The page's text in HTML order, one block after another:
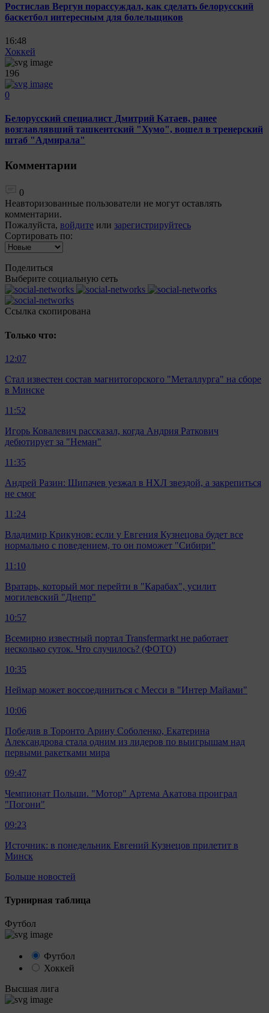
Ростислав Вергун порассуждал, как сделать белорусский
баскетбол интересным для болельщиков
16:48
Хоккей
196
0
Белорусский специалист Дмитрий Катаев, ранее
возглавлявший ташкентский "Хумо", вошел в тренерский
штаб "Адмирала"
Комментарии
0
Неавторизованные пользователи не могут оставлять
комментарии.
Пожалуйста, войдите или зарегистрируйтесь
Сортировать по:
Поделиться
Выберите социальную сеть
Ccылка скопирована
Только что:
12:07
Стал известен состав магнитогорского "Металлурга" на сборе
в Минске
11:52
Игорь Ковалевич рассказал, когда Андрия Раткович
дебютирует за "Неман"
11:35
Андрей Разин: Шипачев уезжал в НХЛ звездой, а закрепиться
не смог
11:24
Владимир Крикунов: если у Евгения Кузнецова будет все
нормально с поведением, то он поможет "Сибири"
11:10
Вратарь, который мог перейти в "Карабах", усилит
могилевский "Днепр"
10:57
Всемирно известный портал Transfermarkt не работает
несколько суток. Что случилось? (ФОТО)
10:35
Неймар может воссоединиться с Месси в "Интер Майами"
10:06
Победив в Торонто Арину Соболенко, Екатерина
Александрова стала одним из лидеров по выигрышам над
первыми ракетками мира
09:47
Чемпионат Польши. "Мотор" Артема Акатова проиграл
"Погони"
09:23
Источник: в понедельник Евгений Кузнецов прилетит в
Минск
Больше новостей
Турнирная таблица
Футбол
Футбол
Хоккей
Высшая лига